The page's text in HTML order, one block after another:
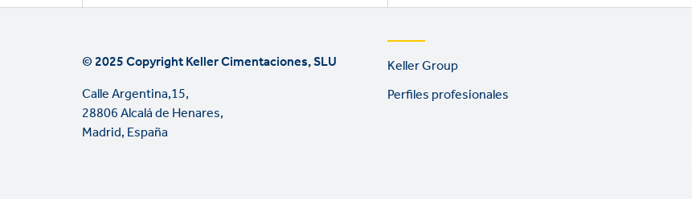
© 2025 Copyright Keller Cimentaciones, SLU
Calle Argentina,15,
28806 Alcalá de Henares,
Madrid, España
Footer
Keller Group
Perfiles profesionales